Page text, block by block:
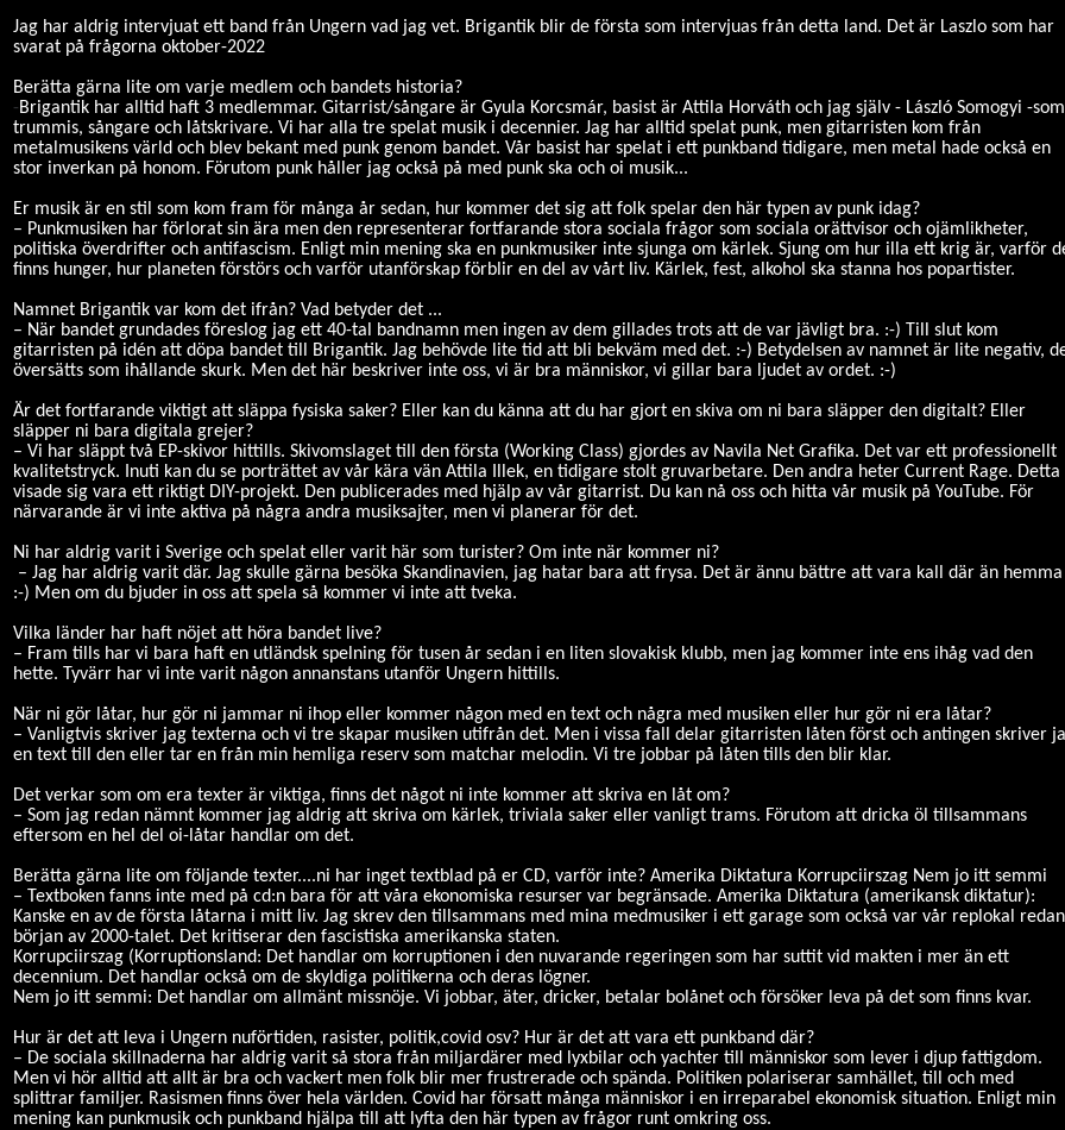
Jag har aldrig intervjuat ett band från Ungern vad jag vet. Brigantik blir de första som intervjuas från detta land. Det är Laszlo som har
svarat på frågorna oktober-2022
Berätta gärna lite om varje medlem och bandets historia?
-Brigantik har alltid haft 3 medlemmar. Gitarrist/sångare är Gyula Korcsmár, basist är Attila Horváth och jag själv - László Somogyi -som
trummis, sångare och låtskrivare. Vi har alla tre spelat musik i decennier. Jag har alltid spelat punk, men gitarristen kom från
metalmusikens värld och blev bekant med punk genom bandet. Vår basist har spelat i ett punkband tidigare, men metal hade också en
stor inverkan på honom. Förutom punk håller jag också på med punk ska och oi musik...
Er musik är en stil som kom fram för många år sedan, hur kommer det sig att folk spelar den här typen av punk idag?
– Punkmusiken har förlorat sin ära men den representerar fortfarande stora sociala frågor som sociala orättvisor och ojämlikheter,
politiska överdrifter och antifascism. Enligt min mening ska en punkmusiker inte sjunga om kärlek. Sjung om hur illa ett krig är, varför
finns hunger, hur planeten förstörs och varför utanförskap förblir en del av vårt liv. Kärlek, fest, alkohol ska stanna hos popartister.
Namnet Brigantik var kom det ifrån? Vad betyder det ...
– När bandet grundades föreslog jag ett 40-tal bandnamn men ingen av dem gillades trots att de var jävligt bra. :-) Till slut kom
gitarristen på idén att döpa bandet till Brigantik. Jag behövde lite tid att bli bekväm med det. :-) Betydelsen av namnet är lite negativ,
översätts som ihållande skurk. Men det här beskriver inte oss, vi är bra människor, vi gillar bara ljudet av ordet. :-)
Är det fortfarande viktigt att släppa fysiska saker? Eller kan du känna att du har gjort en skiva om ni bara släpper den digitalt? Eller
släpper ni bara digitala grejer?
– Vi har släppt två EP-skivor hittills. Skivomslaget till den första (Working Class) gjordes av Navila Net Grafika. Det var ett professionellt
kvalitetstryck. Inuti kan du se porträttet av vår kära vän Attila Illek, en tidigare stolt gruvarbetare. Den andra heter Current Rage. Detta
visade sig vara ett riktigt DIY-projekt. Den publicerades med hjälp av vår gitarrist. Du kan nå oss och hitta vår musik på YouTube. För
närvarande är vi inte aktiva på några andra musiksajter, men vi planerar för det.
Ni har aldrig varit i Sverige och spelat eller varit här som turister? Om inte när kommer ni?
– Jag har aldrig varit där. Jag skulle gärna besöka Skandinavien, jag hatar bara att frysa. Det är ännu bättre att vara kall där än hemma
:-) Men om du bjuder in oss att spela så kommer vi inte att tveka.
Vilka länder har haft nöjet att höra bandet live?
– Fram tills har vi bara haft en utländsk spelning för tusen år sedan i en liten slovakisk klubb, men jag kommer inte ens ihåg vad den
hette. Tyvärr har vi inte varit någon annanstans utanför Ungern hittills.
När ni gör låtar, hur gör ni jammar ni ihop eller kommer någon med en text och några med musiken eller hur gör ni era låtar?
– Vanligtvis skriver jag texterna och vi tre skapar musiken utifrån det. Men i vissa fall delar gitarristen låten först och antingen skriver
en text till den eller tar en från min hemliga reserv som matchar melodin. Vi tre jobbar på låten tills den blir klar.
Det verkar som om era texter är viktiga, finns det något ni inte kommer att skriva en låt om?
– Som jag redan nämnt kommer jag aldrig att skriva om kärlek, triviala saker eller vanligt trams. Förutom att dricka öl tillsammans
eftersom en hel del oi-låtar handlar om det.
Berätta gärna lite om följande texter....ni har inget textblad på er CD, varför inte? Amerika Diktatura Korrupciirszag Nem jo itt semmi
– Textboken fanns inte med på cd:n bara för att våra ekonomiska resurser var begränsade. Amerika Diktatura (amerikansk diktatur):
Kanske en av de första låtarna i mitt liv. Jag skrev den tillsammans med mina medmusiker i ett garage som också var vår replokal
början av 2000-talet. Det kritiserar den fascistiska amerikanska staten.
Korrupciirszag (Korruptionsland: Det handlar om korruptionen i den nuvarande regeringen som har suttit vid makten i mer än ett
decennium. Det handlar också om de skyldiga politikerna och deras lögner.
Nem jo itt semmi: Det handlar om allmänt missnöje. Vi jobbar, äter, dricker, betalar bolånet och försöker leva på det som finns kvar.
Hur är det att leva i Ungern nuförtiden, rasister, politik,covid osv? Hur är det att vara ett punkband där?
– De sociala skillnaderna har aldrig varit så stora från miljardärer med lyxbilar och yachter till människor som lever i djup fattigdom.
Men vi hör alltid att allt är bra och vackert men folk blir mer frustrerade och spända. Politiken polariserar samhället, till och med
splittrar familjer. Rasismen finns över hela världen. Covid har försatt många människor i en irreparabel ekonomisk situation. Enligt min
mening kan punkmusik och punkband hjälpa till att lyfta den här typen av frågor runt omkring oss.